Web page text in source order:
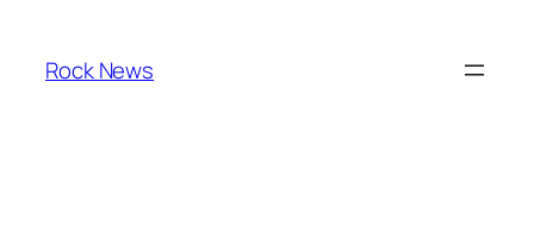
content
Rock News